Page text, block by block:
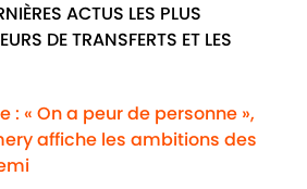
ACTUS LES PLUS
DE TRANSFERTS ET LES
: « On a peur de personne »,
affiche les ambitions des